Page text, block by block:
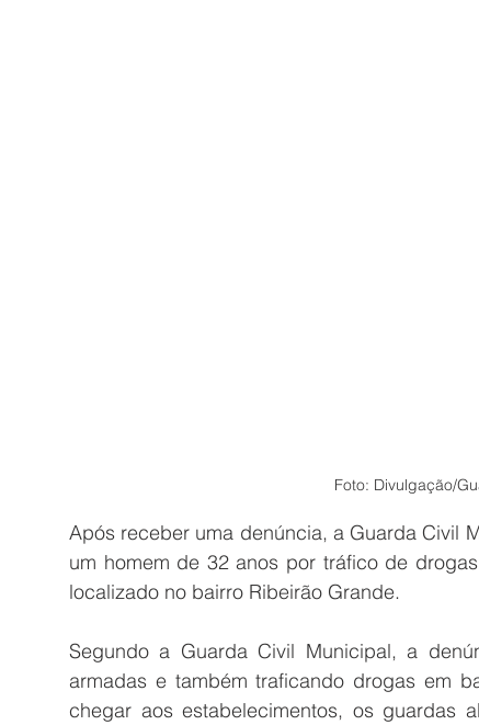
Foto: Divulgação/
Após receber uma denúncia, a Guarda Civil
um homem de 32 anos por tráfico de
localizado no bairro Ribeirão Grande.
Segundo a Guarda Civil Municipal, a
armadas e também traficando drogas em
chegar aos estabelecimentos, os guardas